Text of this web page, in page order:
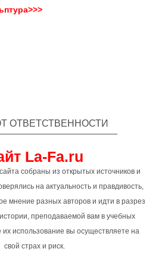
ОТВЕТСТВЕННОСТИ
La-Fa.ru
собраны из открытых источников и
на актуальность и правдивость,
мнение разных авторов и идти в разрез
преподаваемой вам в учебных
использование вы осуществляете на
свой страх и риск.